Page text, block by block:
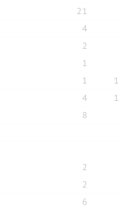
21
4
2
1
1 1
4 1
8
2
2
6